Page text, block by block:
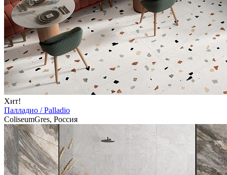
Хит!
Палладио / Palladio
ColiseumGres, Россия